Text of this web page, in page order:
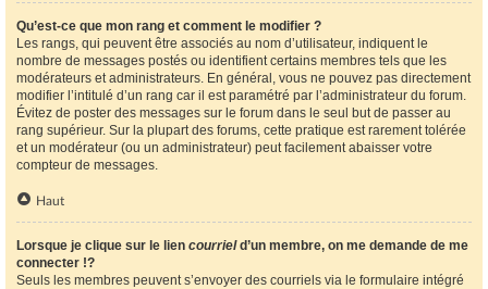
Qu’est-ce que mon rang et comment le modifier ?
Les rangs, qui peuvent être associés au nom d’utilisateur, indiquent le
nombre de messages postés ou identifient certains membres tels que les
modérateurs et administrateurs. En général, vous ne pouvez pas directement
modifier l’intitulé d’un rang car il est paramétré par l’administrateur du forum.
Évitez de poster des messages sur le forum dans le seul but de passer au
rang supérieur. Sur la plupart des forums, cette pratique est rarement tolérée
et un modérateur (ou un administrateur) peut facilement abaisser votre
compteur de messages.
Haut
Lorsque je clique sur le lien courrield’un membre, on me demande de me
connecter !?
Seuls les membres peuvent s’envoyer des courriels via le formulaire intégré